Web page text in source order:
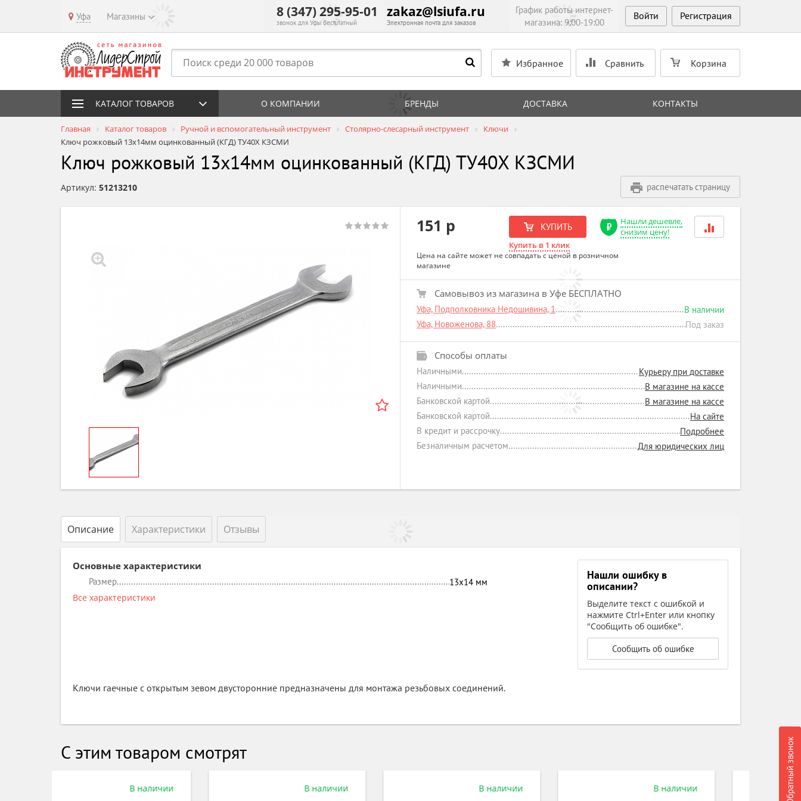
Уфа Магазины 8 (347) 295-95-01
звонок для Уфы бесплатный
zakaz@lsiufa.ru
Электронная почта для заказов
График работы интернет-
магазина: 9:00-19:00
Войти Регистрация
Избранное Сравнить Корзина
Обратный звонок
КАТАЛОГ ТОВАРОВ О КОМПАНИИ БРЕНДЫ ДОСТАВКА КОНТАКТЫ
Главная Каталог товаров Ручной и вспомогательный инструмент Столярно-слесарный инструмент
Ключи
Ключ рожковый 13х14мм оцинкованный (КГД) ТУ40Х КЗСМИ
Ключ рожковый 13х14мм оцинкованный (КГД) ТУ40Х КЗСМИ
распечатать страницу
Артикул: 51213210
151 р КУПИТЬ
Купить в 1 клик
Нашли дешевле,
снизим цену!
Цена на сайте может не совпадать с ценой в розничном
магазине
Самовывоз из магазина в Уфе БЕСПЛАТНО
Уфа, Подполковника Недошивина, 1
В наличии
Уфа, Новоженова, 88
Под заказ
Способы оплаты
Наличными
Курьеру при доставке
Наличными
В магазине на кассе
Банковской картой
В магазине на кассе
Банковской картой
На сайте
В кредит и рассрочку
Подробнее
Безналичным расчетом
Для юридических лиц
Описание Характеристики Отзывы
Основные характеристики
Размер 13х14 мм
Все характеристики
Нашли ошибку в
описании?
Выделите текст с ошибкой и
нажмите Ctrl+Enter или кнопку
"Сообщить об ошибке".
Сообщить об ошибке
Ключи гаечные с открытым зевом двусторонние предназначены для монтажа резьбовых соединений.
С этим товаром смотрят
В наличии В наличии В наличии В наличии